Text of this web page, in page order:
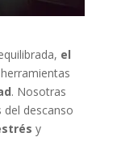
el
. Nosotras
descanso
y